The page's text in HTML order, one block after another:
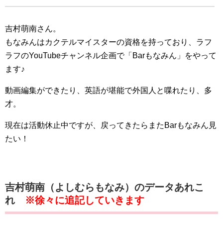
吉村萌南さん。
もなみんはカクテルマイスターの資格を持っており、ラフ
ラフのYouTubeチャンネル企画で「Barもなみん」をやって
ます♪
動画編集ができたり、英語が堪能で外国人と喋れたり、多
才。
現在は活動休止中ですが、戻ってきたらまたBarもなみん見
たい！
吉村萌南（よしむらもなみ）のデータあれこ
れ ※徐々に追記していきます